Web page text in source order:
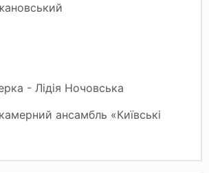
- Лідія Ночовська
ансамбль «Київські